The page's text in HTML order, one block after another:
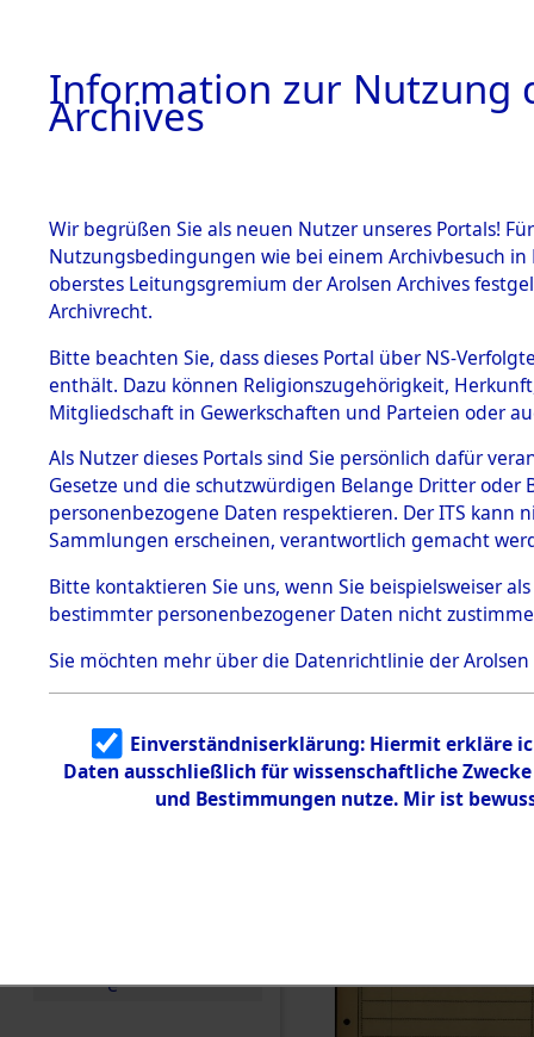
BESTÄNDE
1.
mente
5. Verschiedenes
5.3
Todesmärsche
5.3.1 Alliierte
Erhebungen
zu
Todesmärsch
en
5.3.2
Identifizierun
g
5.3.3
Todesmärsch
e
Dead -
Branch -
Information zur Nutzung
Archives
Wir begrüßen Sie als neuen Nutzer unseres Portals!
Nutzungsbedingungen wie bei einem Archivbesuch
oberstes Leitungsgremium der Arolsen Archives
Archivrecht.
Bitte beachten Sie, dass dieses Portal über NS-
enthält. Dazu können Religionszugehörigkeit,
Mitgliedschaft in Gewerkschaften und Parteien oder
Als Nutzer dieses Portals sind Sie persönlich dafür
Gesetze und die schutzwürdigen Belange Dritter
personenbezogene Daten respektieren. Der ITS
Sammlungen erscheinen, verantwortlich gemacht
Bitte kontaktieren Sie uns, wenn Sie beispielsweiser
bestimmter personenbezogener Daten nicht
Sie möchten mehr über die Datenrichtlinie der Arolsen
Einverständniserklärung: Hiermit erkläre
Daten ausschließlich für wissenschaftliche
und Bestimmungen nutze. Mir ist